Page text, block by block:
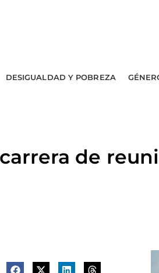
DESIGUALDAD Y POBREZA
de